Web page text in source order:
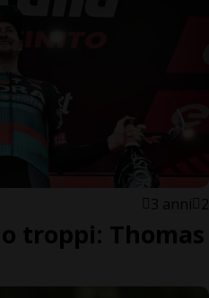
3 anni 2
troppi: Thomas